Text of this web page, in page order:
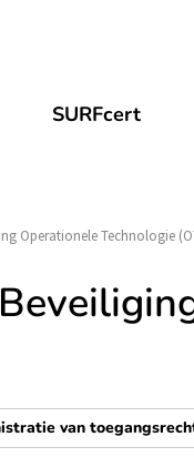
SURFcert
Operationele Technologie
van